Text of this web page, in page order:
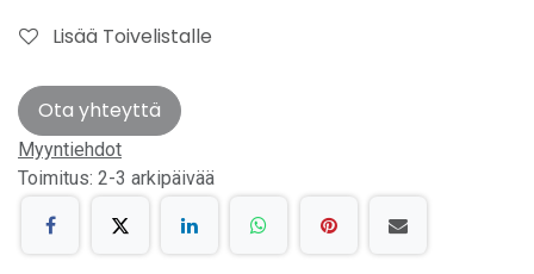
Lisää Toivelistalle
Ota yhteyttä
Myyntiehdot
Toimitus: 2-3 arkipäivää